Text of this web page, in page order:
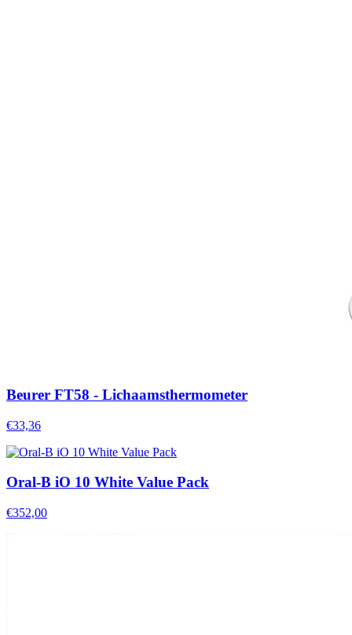
Beurer FT58 - Lichaamsthermometer
€33,36
Oral-B iO 10 White Value Pack
€352,00